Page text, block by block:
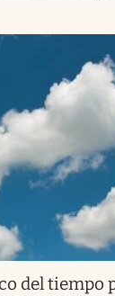
del tiempo